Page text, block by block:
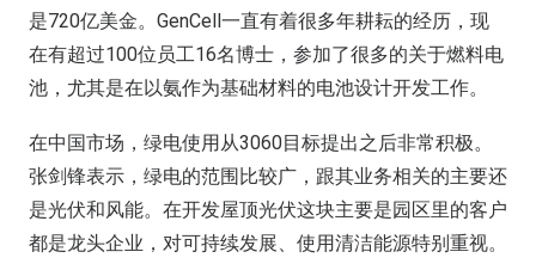
是720亿美金。GenCell一直有着很多年耕耘的经历，现
在有超过100位员工16名博士，参加了很多的关于燃料电
池，尤其是在以氨作为基础材料的电池设计开发工作。
在中国市场，绿电使用从3060目标提出之后非常积极。
张剑锋表示，绿电的范围比较广，跟其业务相关的主要还
是光伏和风能。在开发屋顶光伏这块主要是园区里的客户
都是龙头企业，对可持续发展、使用清洁能源特别重视。